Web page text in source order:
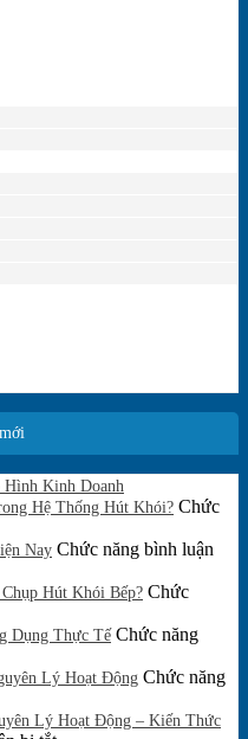
Kinh Doanh
có
bình
luận
ở
Dụng
Tách
Cho
Từng
Hình
Hệ Thống Hút Khói? Chức
Nay Chức năng bình luận
Hút Khói Bếp? Chức
Dụng Thực Tế Chức năng
Lý Hoạt Động Chức năng
Lý Hoạt Động – Kiến Thức